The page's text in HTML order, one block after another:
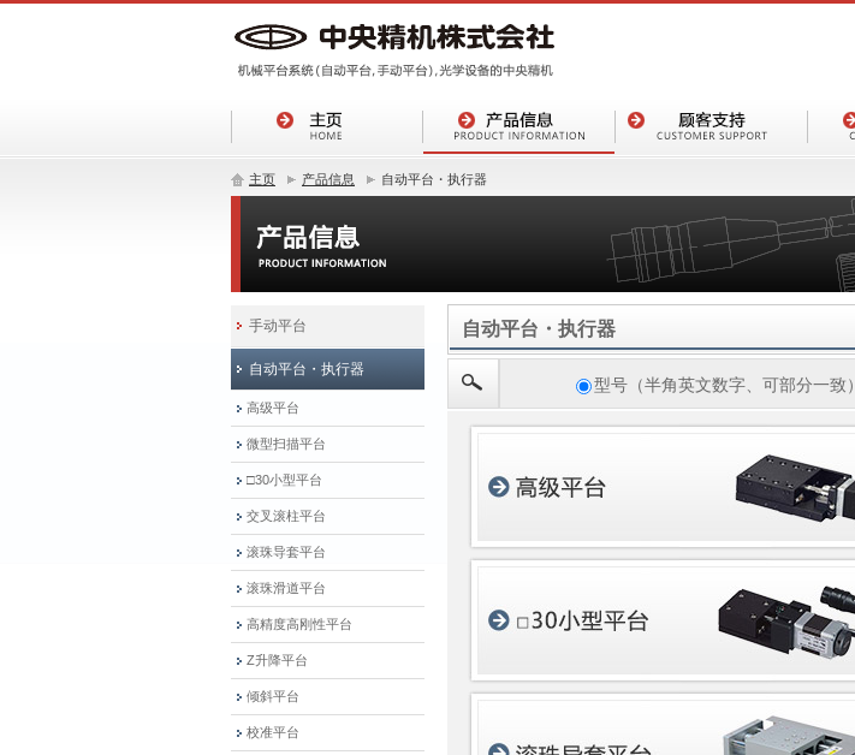
主页 产品信息 自动平台・执行器
自动平台・执行器
型号（半角英文数字、可部分一致）
手动平台
自动平台・执行器
高级平台
微型扫描平台
□30小型平台
交叉滚柱平台
滚珠导套平台
滚珠滑道平台
高精度高刚性平台
Z升降平台
倾斜平台
校准平台